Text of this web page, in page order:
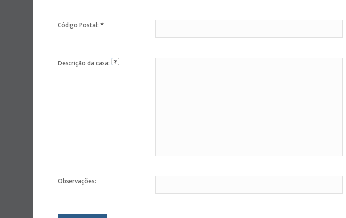
Código Postal:*
Descrição da casa:
Observações: